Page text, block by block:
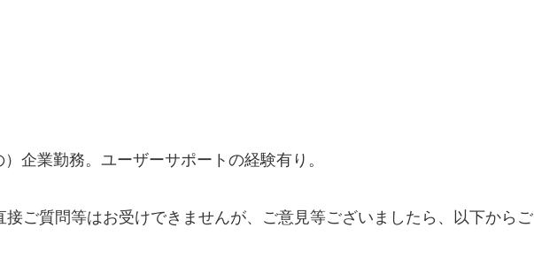
企業勤務。ユーザーサポートの経験有り。
接ご質問等はお受けできませんが、ご意見等ございましたら、以下からご